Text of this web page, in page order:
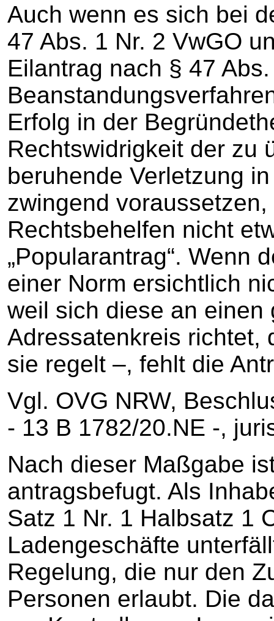
Auch wenn es sich bei
47 Abs. 1 Nr. 2 VwGO
Eilantrag nach § 47
Erfolg in der
Rechtswidrigkeit der zu
beruhende Verletzung
zwingend
Rechtsbehelfen nicht
„Popularantrag“. Wenn
einer Norm ersichtlich
weil sich diese an einen
Adressatenkreis richtet,
sie regelt –, fehlt die
Vgl. OVG NRW,
‑ 13 B 1782/20.NE -,
Nach dieser Maßgabe
antragsbefugt. Als
Satz 1 Nr. 1 Halbsatz 1
Ladengeschäfte
Regelung, die nur den
Personen erlaubt. Die